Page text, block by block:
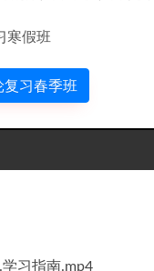
寒假班
复习春季班
习指南.mp4